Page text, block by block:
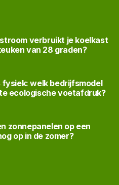
verbruikt je koelkast
van 28 graden?
fysiek: welk bedrijfsmodel
ecologische voetafdruk?
zonnepanelen op een
op in de zomer?